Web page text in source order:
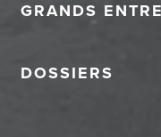
GRANDS
DOSSIERS